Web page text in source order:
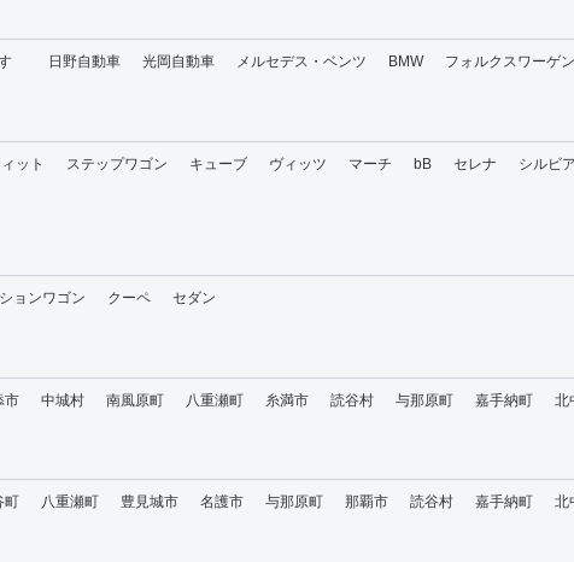
ゞ 日野自動車 光岡自動車 メルセデス・ベンツ BMW フォルクスワーゲン
ット ステップワゴン キューブ ヴィッツ マーチ bB セレナ シルビア
ョンワゴン クーペ セダン
市 中城村 南風原町 八重瀬町 糸満市 読谷村 与那原町 嘉手納町 北
町 八重瀬町 豊見城市 名護市 与那原町 那覇市 読谷村 嘉手納町 北